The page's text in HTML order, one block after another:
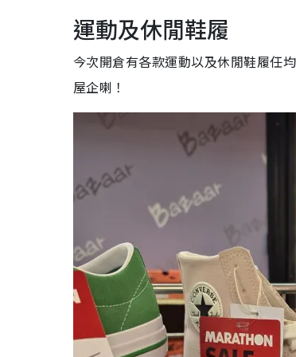
運動及休閒鞋履
今次開倉有各款運動以及休閒鞋履任
屋企喇！